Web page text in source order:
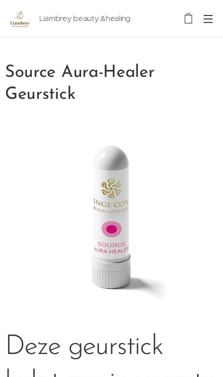
Liambrey beauty &healing
Source Aura-Healer
Geurstick
Deze geurstick